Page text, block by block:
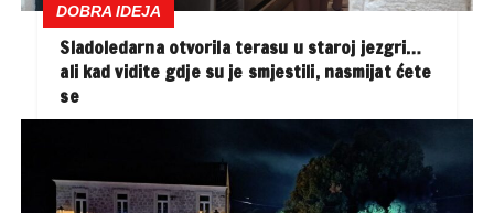
DOBRA IDEJA
Sladoledarna otvorila terasu u staroj jezgri…
ali kad vidite gdje su je smjestili, nasmijat ćete
se